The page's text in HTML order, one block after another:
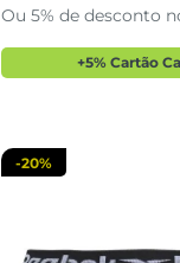
Ou 5% de desconto
+5% Cartão
adicionar a
-20%